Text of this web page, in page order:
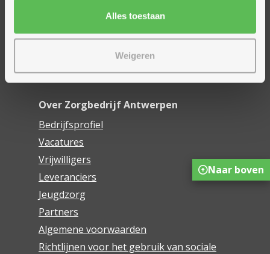
Alles toestaan
Weigeren
Mijn Zorgbedrijf
Onze innovaties
Webwinkel De Schakel
Over Zorgbedrijf Antwerpen
Bedrijfsprofiel
Vacatures
Vrijwilligers
Leveranciers
Jeugdzorg
Partners
Algemene voorwaarden
Richtlijnen voor het gebruik van sociale
Naar boven